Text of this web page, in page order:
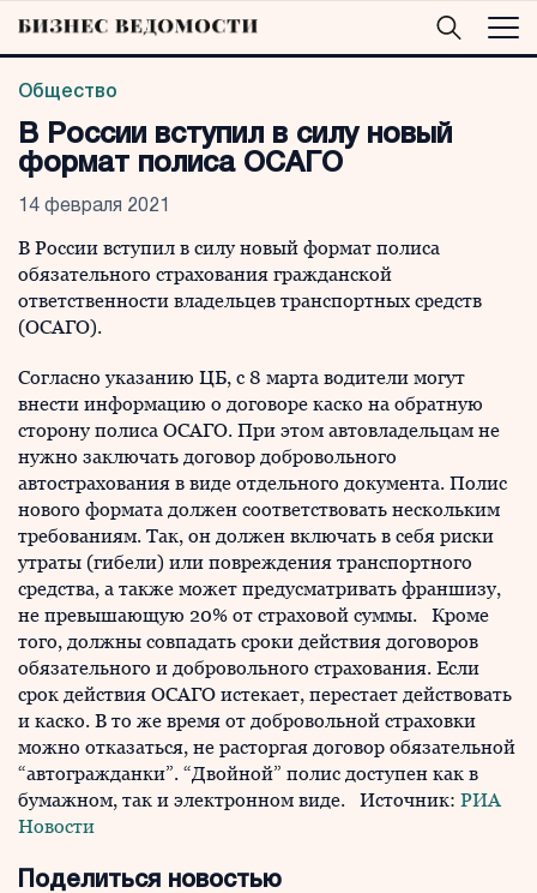
Общество
В России вступил в силу новый
формат полиса ОСАГО
14 февраля 2021
В России вступил в силу новый формат полиса
обязательного страхования гражданской
ответственности владельцев транспортных средств
(ОСАГО).
Согласно указанию ЦБ, с 8 марта водители могут
внести информацию о договоре каско на обратную
сторону полиса ОСАГО. При этом автовладельцам не
нужно заключать договор добровольного
автострахования в виде отдельного документа. Полис
нового формата должен соответствовать нескольким
требованиям. Так, он должен включать в себя риски
утраты (гибели) или повреждения транспортного
средства, а также может предусматривать франшизу,
не превышающую 20% от страховой суммы. Кроме
того, должны совпадать сроки действия договоров
обязательного и добровольного страхования. Если
срок действия ОСАГО истекает, перестает действовать
и каско. В то же время от добровольной страховки
можно отказаться, не расторгая договор обязательной
“автогражданки”. “Двойной” полис доступен как в
бумажном, так и электронном виде. Источник: РИА
Новости
Поделиться новостью